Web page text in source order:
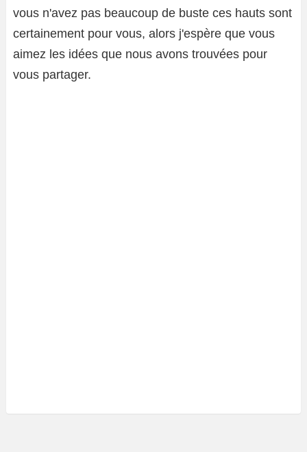
vous n'avez pas beaucoup de buste ces hauts sont
certainement pour vous, alors j'espère que vous
aimez les idées que nous avons trouvées pour
vous partager.